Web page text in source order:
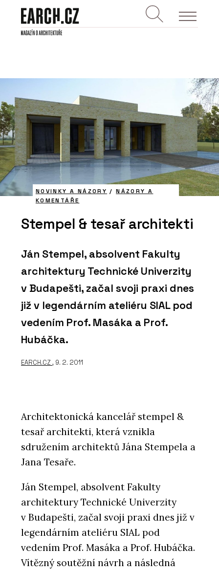
NOVINKY A NÁZORY /NÁZORY A
KOMENTÁŘE
Stempel & tesař architekti
Ján Stempel, absolvent Fakulty
architektury Technické Univerzity
v Budapešti, začal svoji praxi dnes
již v legendárním ateliéru SIAL pod
vedením Prof. Masáka a Prof.
Hubáčka.
EARCH.CZ , 9. 2. 2011
Architektonická kancelář stempel &
tesař architekti, která vznikla
sdružením architektů Jána Stempela a
Jana Tesaře.
Ján Stempel, absolvent Fakulty
architektury Technické Univerzity
v Budapešti, začal svoji praxi dnes již v
legendárním ateliéru SIAL pod
vedením Prof. Masáka a Prof. Hubáčka.
Vítězný soutěžní návrh a následná